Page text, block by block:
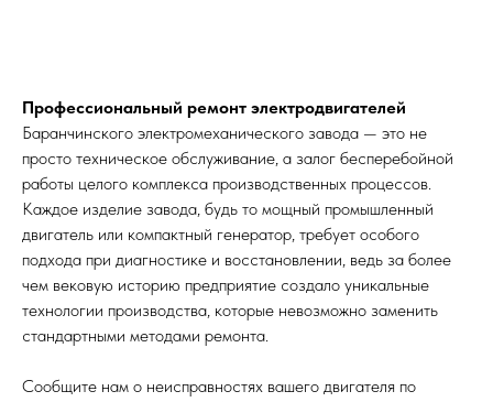
Профессиональный ремонт электродвигателей
Баранчинского электромеханического завода — это не
просто техническое обслуживание, а залог бесперебойной
работы целого комплекса производственных процессов.
Каждое изделие завода, будь то мощный промышленный
двигатель или компактный генератор, требует особого
подхода при диагностике и восстановлении, ведь за более
чем вековую историю предприятие создало уникальные
технологии производства, которые невозможно заменить
стандартными методами ремонта.
Сообщите нам о неисправностях вашего двигателя по